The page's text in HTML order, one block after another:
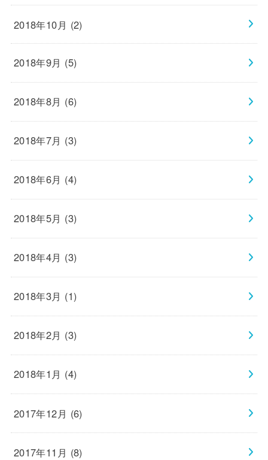
2018年10月 (2)
2018年9月 (5)
2018年8月 (6)
2018年7月 (3)
2018年6月 (4)
2018年5月 (3)
2018年4月 (3)
2018年3月 (1)
2018年2月 (3)
2018年1月 (4)
2017年12月 (6)
2017年11月 (8)